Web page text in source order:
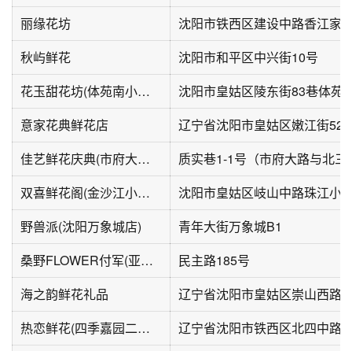
丽缘花坊
秋屿鲜花
沈阳市和平区中兴街10号
花玉甜花坊(体苑南小区店)
沈阳市皇姑区陵东街83巷体苑
意家花典鲜花店
辽宁省沈阳市皇姑区嫩江街52
佳艺鲜花庆典(市府大路店)
双喜鲜花阁(金沙江小区店)
沈阳市皇姑区岐山中路珠江小
野兽派(沈阳万象城店)
青年大街万象城B1
桑野FLOWER付军(亚洲时尚公寓店)
民主路185号
海之韵鲜花礼品
辽宁省沈阳市皇姑区崇山西路
热恋鲜花(四季嘉园二期店)
辽宁省沈阳市铁西区北四中路